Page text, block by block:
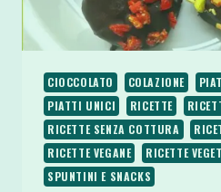
CIOCCOLATO COLAZIONE
PIATTI UNICI
RICETTE
RICETTE SENZA COTTURA
RICETTE VEGANE
RICETTE
SPUNTINI E SNACKS